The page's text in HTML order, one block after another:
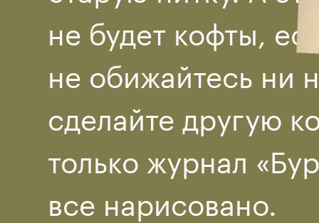
не будет кофты,
не обижайтесь ни
сделайте другую
только журнал
все нарисовано.